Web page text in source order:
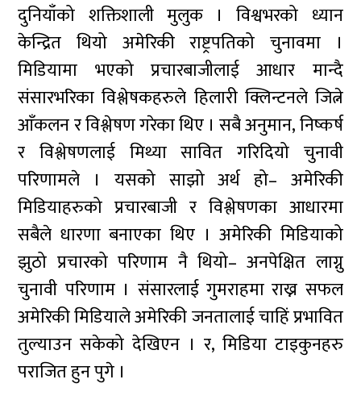
दुनियाँको शक्तिशाली मुलुक । विश्वभरको ध्यान
केन्द्रित थियो अमेरिकी राष्ट्रपतिको चुनावमा ।
मिडियामा भएको प्रचारबाजीलाई आधार मान्दै
संसारभरिका विश्लेषकहरुले हिलारी क्लिन्टनले जित्ने
आँकलन र विश्लेषण गरेका थिए । सबै अनुमान, निष्कर्ष
र विश्लेषणलाई मिथ्या सावित गरिदियो चुनावी
परिणामले । यसको साझो अर्थ हो– अमेरिकी
मिडियाहरुको प्रचारबाजी र विश्लेषणका आधारमा
सबैले धारणा बनाएका थिए । अमेरिकी मिडियाको
झुठो प्रचारको परिणाम नै थियो– अनपेक्षित लाग्नु
चुनावी परिणाम । संसारलाई गुमराहमा राख्न सफल
अमेरिकी मिडियाले अमेरिकी जनतालाई चाहिं प्रभावित
तुल्याउन सकेको देखिएन । र, मिडिया टाइकुनहरु
पराजित हुन पुगे ।